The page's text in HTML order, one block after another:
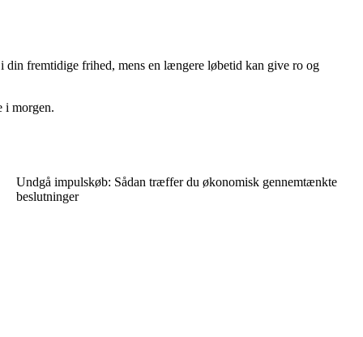
fremtidige frihed, mens en længere løbetid kan give ro og
i morgen.
Undgå impulskøb: Sådan træffer du økonomisk gennemtænkte
beslutninger